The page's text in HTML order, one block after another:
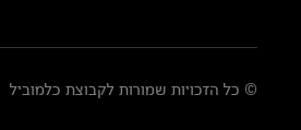
© כל הזכויות שמורות לקבוצת כלמוביל